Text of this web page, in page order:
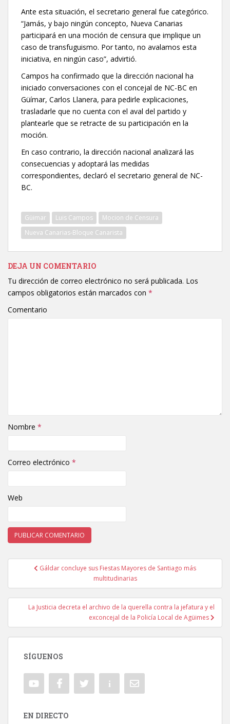
Ante esta situación, el secretario general fue categórico.
“Jamás, y bajo ningún concepto, Nueva Canarias
participará en una moción de censura que implique un
caso de transfuguismo. Por tanto, no avalamos esta
iniciativa, en ningún caso”, advirtió.
Campos ha confirmado que la dirección nacional ha
iniciado conversaciones con el concejal de NC-BC en
Güímar, Carlos Llanera, para pedirle explicaciones,
trasladarle que no cuenta con el aval del partido y
plantearle que se retracte de su participación en la
moción.
En caso contrario, la dirección nacional analizará las
consecuencias y adoptará las medidas
correspondientes, declaró el secretario general de NC-
BC.
Güimar Luis Campos
Mocion de Censura
Nueva Canarias-Bloque Canarista
DEJA UN COMENTARIO
Tu dirección de correo electrónico no será publicada. Los
campos obligatorios están marcados con *
Comentario
Nombre *
Correo electrónico *
Web
Navegación de entradas
Gáldar concluye sus Fiestas Mayores de Santiago más
multitudinarias
La Justicia decreta el archivo de la querella contra la jefatura y el
exconcejal de la Policía Local de Agüimes
SÍGUENOS
EN DIRECTO